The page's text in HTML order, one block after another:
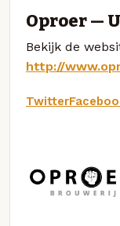
Oproer —
Bekijk de
http://
Twitter